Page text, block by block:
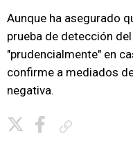
Aunque ha asegurado
prueba de detección
"prudencialmente" en
confirme a mediados
negativa.